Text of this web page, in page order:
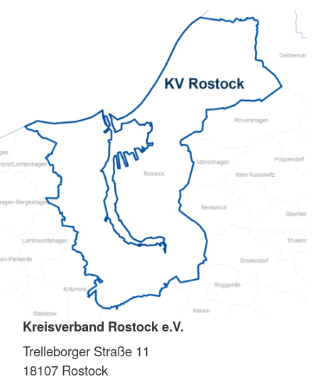
Kreisverband Rostock e.V.
Trelleborger Straße 11
18107 Rostock